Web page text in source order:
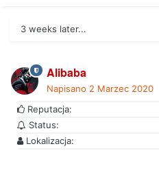
3 weeks later...
Alibaba
Napisano 2 Marzec 2020
Reputacja:
Status:
Lokalizacja: